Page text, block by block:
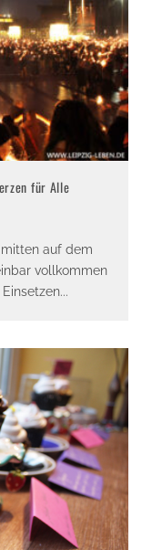
für Alle
auf dem
vollkommen
...